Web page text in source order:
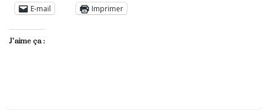
E-mail Imprimer
J’aime ça :